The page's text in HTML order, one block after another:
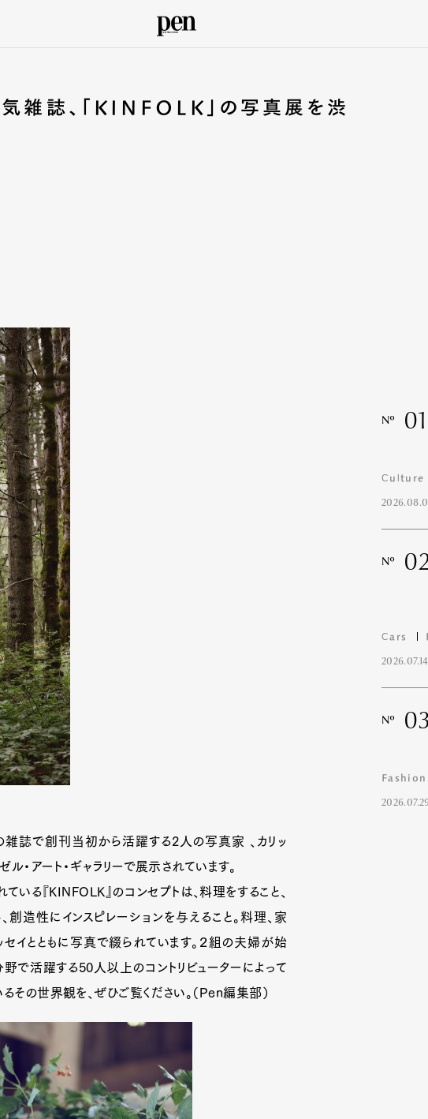
気雑誌、「KINFOLK」の写真展を渋
雑誌で創刊当初から活躍する2人の写真家 、カリッ
・アート・ギャラリーで展示されています。
いる『KINFOLK』のコンセプトは、料理をすること、
創造性にインスピレーションを与えること。料理、家
イとともに写真で綴られています。２組の夫婦が始
で活躍する50人以上のコントリビューターによって
その世界観を、ぜひご覧ください。（Pen編集部）
Nº 01
Culture
Nº
Cars
2026.07.14
Nº 03
Fashion